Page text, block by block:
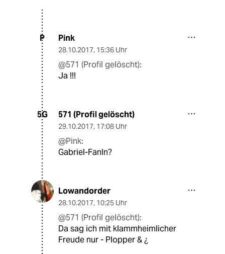
P Pink
28.10.2017, 15:36 Uhr
@571 (Profil gelöscht):
Ja !!!
5G 571 (Profil gelöscht)
29.10.2017, 17:08 Uhr
@Pink:
Gabriel-FanIn?
Lowandorder
28.10.2017, 10:25 Uhr
@571 (Profil gelöscht):
Da sag ich mit klammheimlicher
Freude nur - Plopper & ¿